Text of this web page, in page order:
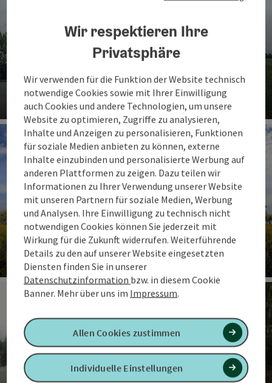
Handwerk, Technik, Industrie &
Erlebnisbetriebe
Rekorde im Quellenviertel
Wir respektieren Ihre
Privatsphäre
Wir verwenden für die Funktion der Website technisch
notwendige Cookies sowie mit Ihrer Einwilligung
auch Cookies und andere Technologien, um unsere
Website zu optimieren, Zugriffe zu analysieren,
Inhalte und Anzeigen zu personalisieren, Funktionen
für soziale Medien anbieten zu können, externe
Inhalte einzubinden und personalisierte Werbung auf
anderen Plattformen zu zeigen. Dazu teilen wir
Informationen zu Ihrer Verwendung unserer Website
mit unseren Partnern für soziale Medien, Werbung
und Analysen. Ihre Einwilligung zu technisch nicht
notwendigen Cookies können Sie jederzeit mit
Wirkung für die Zukunft widerrufen. Weiterführende
Details zu den auf unserer Website eingesetzten
Diensten finden Sie in unserer
Datenschutzinformation bzw. in diesem Cookie
Banner. Mehr über uns im Impressum.
Individuelle Einstellungen
Allen Cookies zustimmen